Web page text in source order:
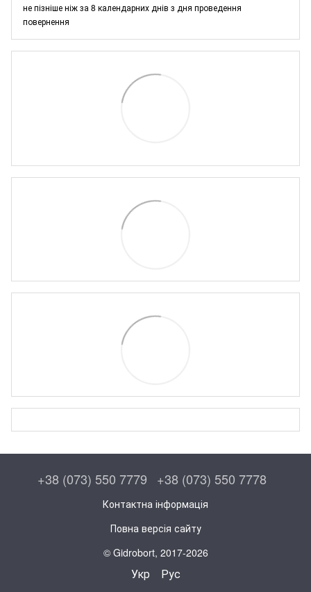
не пізніше ніж за 8 календарних днів з дня проведення
повернення
+38 (073) 550 7779 +38 (073) 550 7778
Контактна інформація
Повна версія сайту
© Gidrobort, 2017-2026
Укр Рус